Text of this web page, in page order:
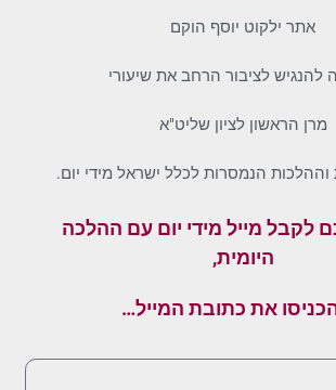
אתר ילקוט יוסף הוקם
להנגיש לציבור הרחב את שיעורי
מרן הראשון לציון שליט"א
הנמסרות לכלל ישראל מידי יום.
לקבל מייל מידי יום עם ההלכה
היומית,
את כתובת המייל…